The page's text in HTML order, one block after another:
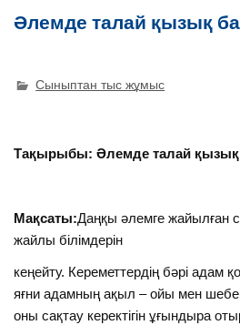
Әлемде талай қызық
Сыныптан тыс жұмыс
Тақырыбы: Әлемде талай қызық
Мақсаты:Даңқы әлемге жайылған
жайлы білімдерін
кеңейту. Кереметтердің бәрі адам
яғни адамның ақыл – ойы мен
оны сақтау керектігін ұғындыра